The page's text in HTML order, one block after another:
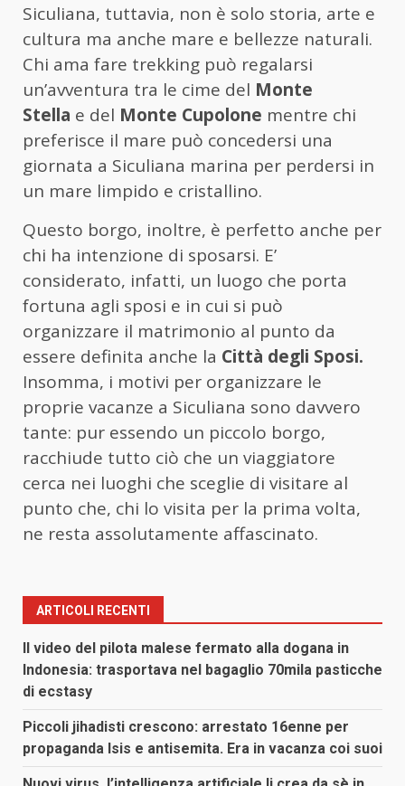
Siculiana, tuttavia, non è solo storia, arte e
cultura ma anche mare e bellezze naturali.
Chi ama fare trekking può regalarsi
un’avventura tra le cime del Monte
Stella e del Monte Cupolone mentre chi
preferisce il mare può concedersi una
giornata a Siculiana marina per perdersi in
un mare limpido e cristallino.
Questo borgo, inoltre, è perfetto anche per
chi ha intenzione di sposarsi. E’
considerato, infatti, un luogo che porta
fortuna agli sposi e in cui si può
organizzare il matrimonio al punto da
essere definita anche la Città degli Sposi.
Insomma, i motivi per organizzare le
proprie vacanze a Siculiana sono davvero
tante: pur essendo un piccolo borgo,
racchiude tutto ciò che un viaggiatore
cerca nei luoghi che sceglie di visitare al
punto che, chi lo visita per la prima volta,
ne resta assolutamente affascinato.
ARTICOLI RECENTI
Il video del pilota malese fermato alla dogana in
Indonesia: trasportava nel bagaglio 70mila pasticche
di ecstasy
Piccoli jihadisti crescono: arrestato 16enne per
propaganda Isis e antisemita. Era in vacanza coi suoi